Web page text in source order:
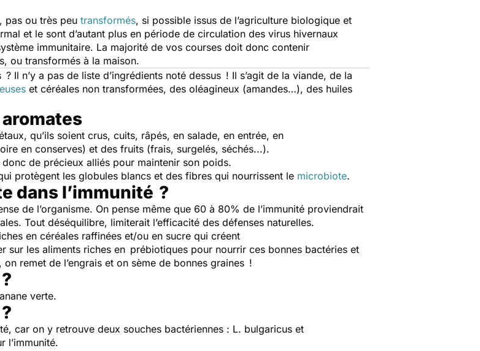
pas ou très peu transformés, si possible issus de l’agriculture biologique et
et le sont d’autant plus en période de circulation des virus hivernaux
immunitaire. La majorité de vos courses doit donc contenir
ou transformés à la maison.
Il n’y a pas de liste d’ingrédients noté dessus ! Il s’agit de la viande, de la
et céréales non transformées, des oléagineux (amandes…), des huiles
qu’ils soient crus, cuits, râpés, en salade, en entrée, en
en conserves) et des fruits (frais, surgelés, séchés...).
de précieux alliés pour maintenir son poids.
protègent les globules blancs et des fibres qui nourrissent le microbiote.
dans l’immunité ?
de l’organisme. On pense même que 60 à 80% de l’immunité proviendrait
Tout déséquilibre, limiterait l’efficacité des défenses naturelles.
en céréales raffinées et/ou en sucre qui créent
sur les aliments riches en prébiotiques pour nourrir ces bonnes bactéries et
remet de l’engrais et on sème de bonnes graines !
verte.
car on y retrouve deux souches bactériennes : L. bulgaricus et
l’immunité.